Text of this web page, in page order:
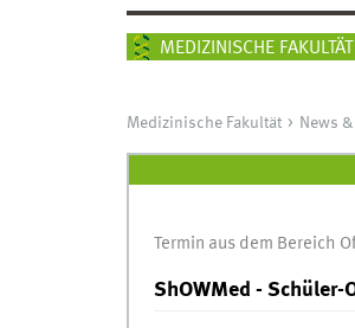
MEDIZINISCHE
Medizinische Fakultät News
Termin aus dem Bereich
ShOWMed -